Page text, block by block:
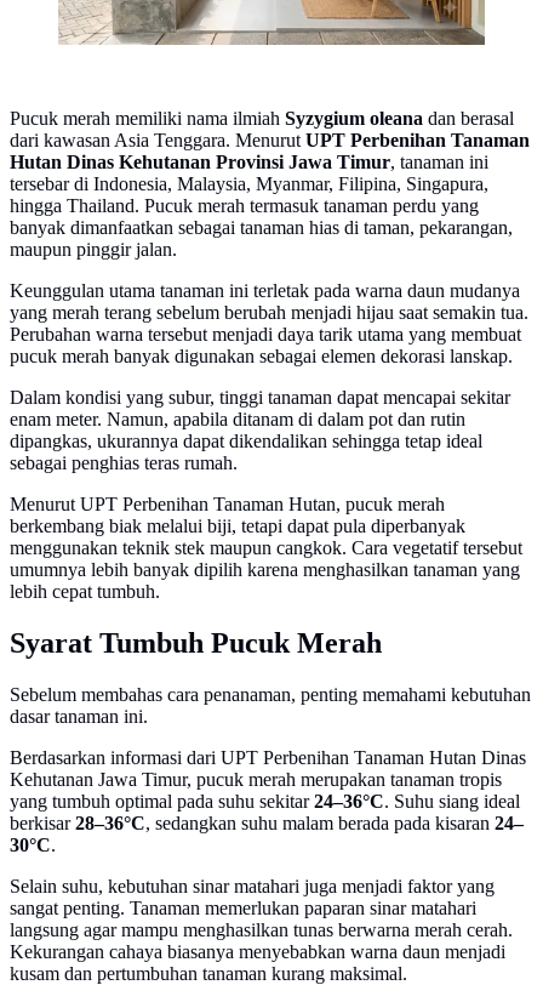
Pucuk merah memiliki nama ilmiah Syzygium oleana dan berasal
dari kawasan Asia Tenggara. Menurut UPT Perbenihan Tanaman
Hutan Dinas Kehutanan Provinsi Jawa Timur, tanaman ini
tersebar di Indonesia, Malaysia, Myanmar, Filipina, Singapura,
hingga Thailand. Pucuk merah termasuk tanaman perdu yang
banyak dimanfaatkan sebagai tanaman hias di taman, pekarangan,
maupun pinggir jalan.
Keunggulan utama tanaman ini terletak pada warna daun mudanya
yang merah terang sebelum berubah menjadi hijau saat semakin tua.
Perubahan warna tersebut menjadi daya tarik utama yang membuat
pucuk merah banyak digunakan sebagai elemen dekorasi lanskap.
Dalam kondisi yang subur, tinggi tanaman dapat mencapai sekitar
enam meter. Namun, apabila ditanam di dalam pot dan rutin
dipangkas, ukurannya dapat dikendalikan sehingga tetap ideal
sebagai penghias teras rumah.
Menurut UPT Perbenihan Tanaman Hutan, pucuk merah
berkembang biak melalui biji, tetapi dapat pula diperbanyak
menggunakan teknik stek maupun cangkok. Cara vegetatif tersebut
umumnya lebih banyak dipilih karena menghasilkan tanaman yang
lebih cepat tumbuh.
Syarat Tumbuh Pucuk Merah
Sebelum membahas cara penanaman, penting memahami kebutuhan
dasar tanaman ini.
Berdasarkan informasi dari UPT Perbenihan Tanaman Hutan Dinas
Kehutanan Jawa Timur, pucuk merah merupakan tanaman tropis
yang tumbuh optimal pada suhu sekitar24–36°C. Suhu siang ideal
berkisar28–36°C, sedangkan suhu malam berada pada kisaran 24–
30°C.
Selain suhu, kebutuhan sinar matahari juga menjadi faktor yang
sangat penting. Tanaman memerlukan paparan sinar matahari
langsung agar mampu menghasilkan tunas berwarna merah cerah.
Kekurangan cahaya biasanya menyebabkan warna daun menjadi
kusam dan pertumbuhan tanaman kurang maksimal.